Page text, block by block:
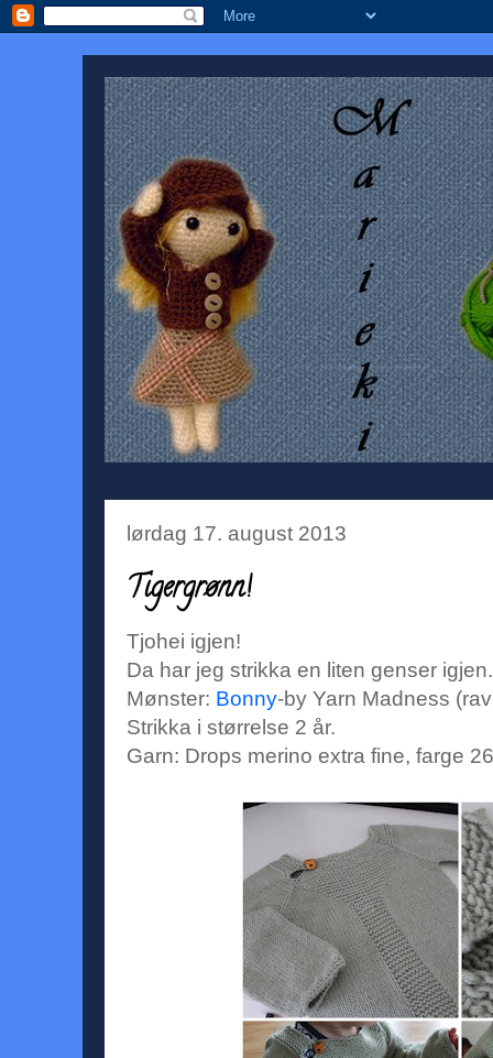
lørdag 17. august 2013
Tigergrønn!
Tjohei igjen!
Da har jeg strikka en liten genser igjen.
Mønster: Bonny-by Yarn Madness
Strikka i størrelse 2 år.
Garn: Drops merino extra fine, farge